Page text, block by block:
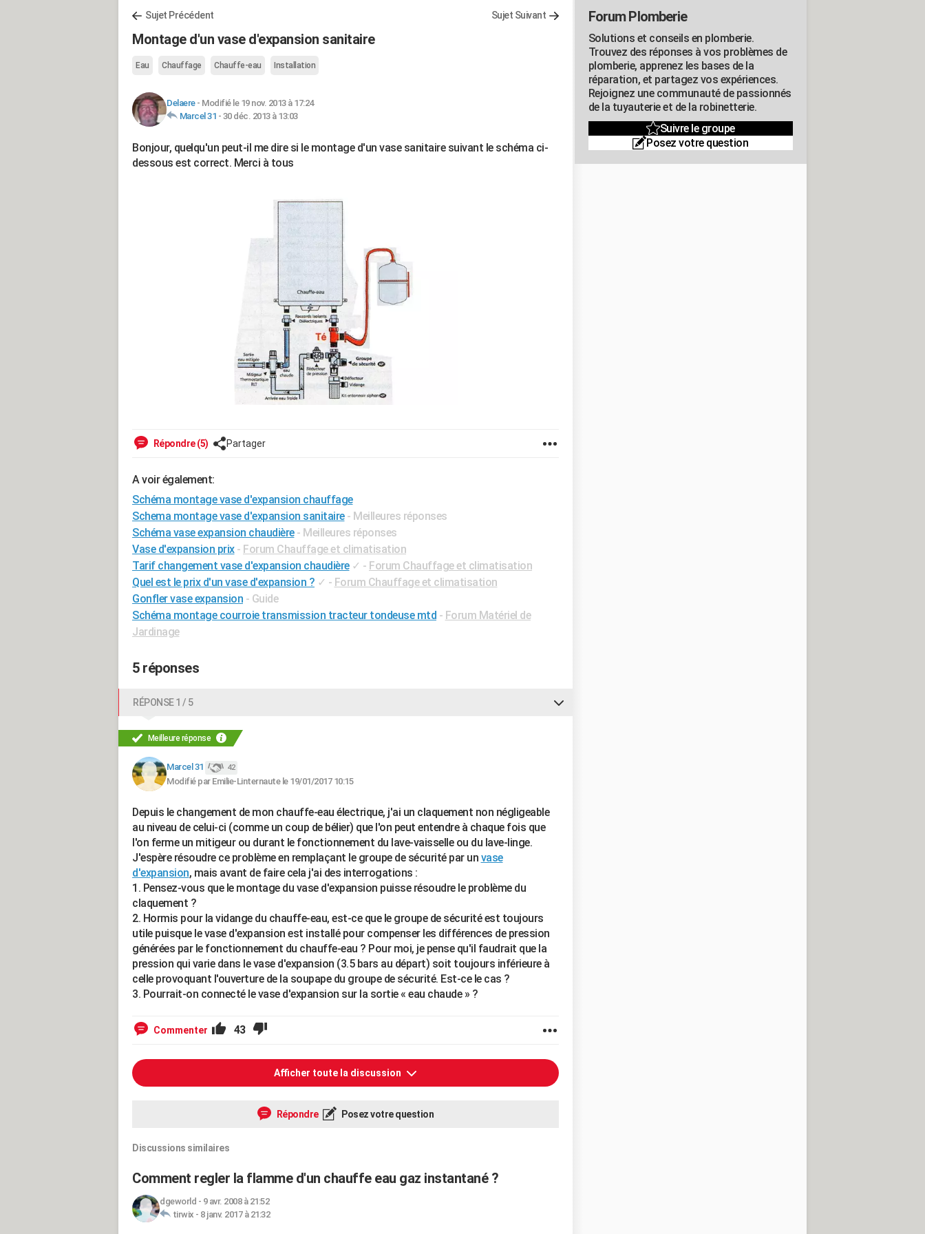
Sujet Précédent Sujet Suivant
Montage d'un vase d'expansion sanitaire
Eau Chauffage Chauffe-eau Installation
Delaere- Modifié le 19 nov. 2013 à 17:24
Marcel 31 - 30 déc. 2013 à 13:03
Bonjour, quelqu'un peut-il me dire si le montage d'un vase sanitaire suivant le schéma ci-
dessous est correct. Merci à tous
Répondre (5) Partager
A voir également:
Schéma montage vase d'expansion chauffage
Schema montage vase d'expansion sanitaire - Meilleures réponses
Schéma vase expansion chaudière - Meilleures réponses
Vase d'expansion prix - Forum Chauffage et climatisation
Tarif changement vase d'expansion chaudière ✓ - Forum Chauffage et climatisation
Quel est le prix d'un vase d'expansion ? ✓ - Forum Chauffage et climatisation
Gonfler vase expansion - Guide
Schéma montage courroie transmission tracteur tondeuse mtd - Forum Matériel de
Jardinage
5 réponses
RÉPONSE 1 / 5
Meilleure réponse
Marcel 31 42
Modifié par Emilie-Linternaute le 19/01/2017 10:15
Depuis le changement de mon chauffe-eau électrique, j'ai un claquement non négligeable
au niveau de celui-ci (comme un coup de bélier) que l'on peut entendre à chaque fois que
l'on ferme un mitigeur ou durant le fonctionnement du lave-vaisselle ou du lave-linge.
J'espère résoudre ce problème en remplaçant le groupe de sécurité par un vase
d'expansion, mais avant de faire cela j'ai des interrogations :
1. Pensez-vous que le montage du vase d'expansion puisse résoudre le problème du
claquement ?
2. Hormis pour la vidange du chauffe-eau, est-ce que le groupe de sécurité est toujours
utile puisque le vase d'expansion est installé pour compenser les différences de pression
générées par le fonctionnement du chauffe-eau ? Pour moi, je pense qu'il faudrait que la
pression qui varie dans le vase d'expansion (3.5 bars au départ) soit toujours inférieure à
celle provoquant l'ouverture de la soupape du groupe de sécurité. Est-ce le cas ?
3. Pourrait-on connecté le vase d'expansion sur la sortie « eau chaude » ?
Commenter 43
Afficher toute la discussion
Répondre Posez votre question
Discussions similaires
Comment regler la flamme d'un chauffe eau gaz instantané ?
dgeworld - 9 avr. 2008 à 21:52
tirwix - 8 janv. 2017 à 21:32
Forum Plomberie
Solutions et conseils en plomberie.
Trouvez des réponses à vos problèmes de
plomberie, apprenez les bases de la
réparation, et partagez vos expériences.
Rejoignez une communauté de passionnés
de la tuyauterie et de la robinetterie.
Suivre le groupe
Posez votre question